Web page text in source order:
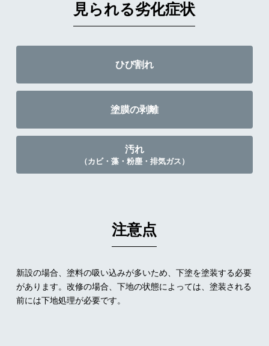
見られる劣化症状
ひび割れ
塗膜の剥離
汚れ
（カビ・藻・粉塵・排気ガス）
注意点
新設の場合、塗料の吸い込みが多いため、下塗を塗装する必要
があります。改修の場合、下地の状態によっては、塗装される
前には下地処理が必要です。